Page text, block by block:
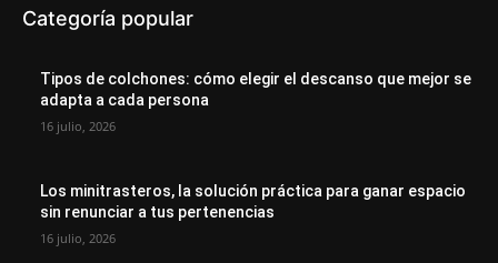
Categoría popular
Tipos de colchones: cómo elegir el descanso que mejor se
adapta a cada persona
16 julio, 2026
Los minitrasteros, la solución práctica para ganar espacio
sin renunciar a tus pertenencias
16 julio, 2026